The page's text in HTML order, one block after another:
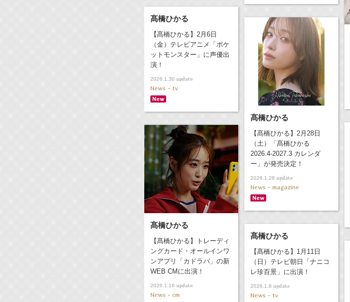
髙橋ひかる
【髙橋ひかる】2月6日
（金）テレビアニメ「ポケ
ットモンスター」に声優出
演！
2026.1.30 update
News - tv
髙橋ひかる
【髙橋ひかる】2月28日
（土）「髙橋ひかる
2026.4-2027.3 カレンダ
ー」が発売決定！
2026.1.28 update
News - magazine
髙橋ひかる
【髙橋ひかる】トレーディ
ングカード・オールインワ
ンアプリ「カドラバ」の新
WEB CMに出演！
2026.1.16 update
News - cm
髙橋ひかる
【髙橋ひかる】1月11日
（日）テレビ朝日「ナニコ
レ珍百景」に出演！
2026.1.8 update
News - tv